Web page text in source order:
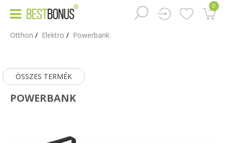
0
Otthon Elektro Powerbank
ÖSSZES TERMÉK
POWERBANK